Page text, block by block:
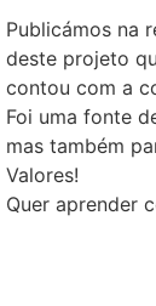
Publicámos na
deste projeto
contou com a
Foi uma fonte
mas também
Valores!
Quer aprender